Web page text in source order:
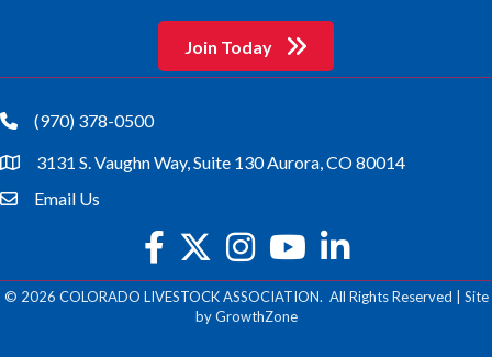
Join Today
phone(970) 378-0500
location3131 S. Vaughn Way, Suite 130 Aurora, CO 80014
emailEmail Us
facebook
twitterInstagramyoutube
© 2026 COLORADO LIVESTOCK ASSOCIATION. All Rights Reserved | Site
byGrowthZone